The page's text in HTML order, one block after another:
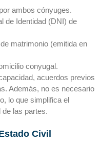
ambos cónyuges.
de Identidad (DNI) de
matrimonio (emitida en
conyugal.
acuerdos previos
Además, no es necesario
lo que simplifica el
las partes.
Civil